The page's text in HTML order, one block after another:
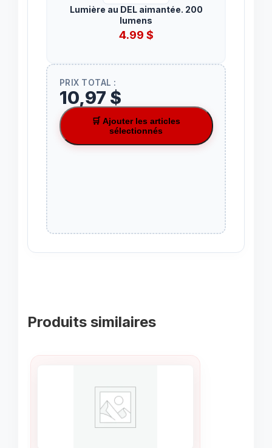
Lumière au DEL aimantée. 200
lumens
4.99 $
PRIX TOTAL :
10,97 $
🛒 Ajouter les articles
sélectionnés
Produits similaires